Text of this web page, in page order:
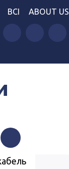
BCI ABOUT US
Telegram